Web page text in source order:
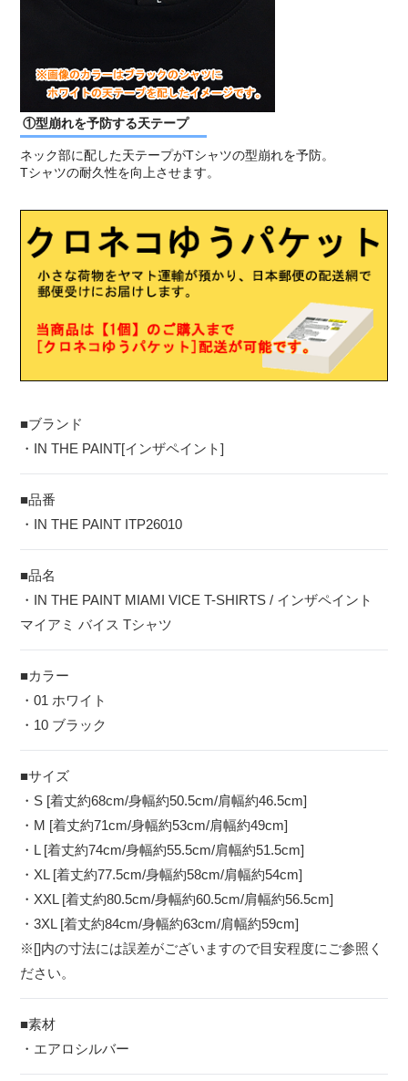
①型崩れを予防する天テープ
ネック部に配した天テープがTシャツの型崩れを予防。
Tシャツの耐久性を向上させます。
■ブランド
・IN THE PAINT[インザペイント]
■品番
・IN THE PAINT ITP26010
■品名
・IN THE PAINT MIAMI VICE T-SHIRTS / インザペイント
マイアミ バイス Tシャツ
■カラー
・01 ホワイト
・10 ブラック
■サイズ
・S [着丈約68cm/身幅約50.5cm/肩幅約46.5cm]
・M [着丈約71cm/身幅約53cm/肩幅約49cm]
・L [着丈約74cm/身幅約55.5cm/肩幅約51.5cm]
・XL [着丈約77.5cm/身幅約58cm/肩幅約54cm]
・XXL [着丈約80.5cm/身幅約60.5cm/肩幅約56.5cm]
・3XL [着丈約84cm/身幅約63cm/肩幅約59cm]
※[]内の寸法には誤差がございますので目安程度にご参照く
ださい。
■素材
・エアロシルバー